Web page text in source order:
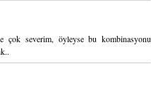
çok severim, öyleyse bu kombinasyonu